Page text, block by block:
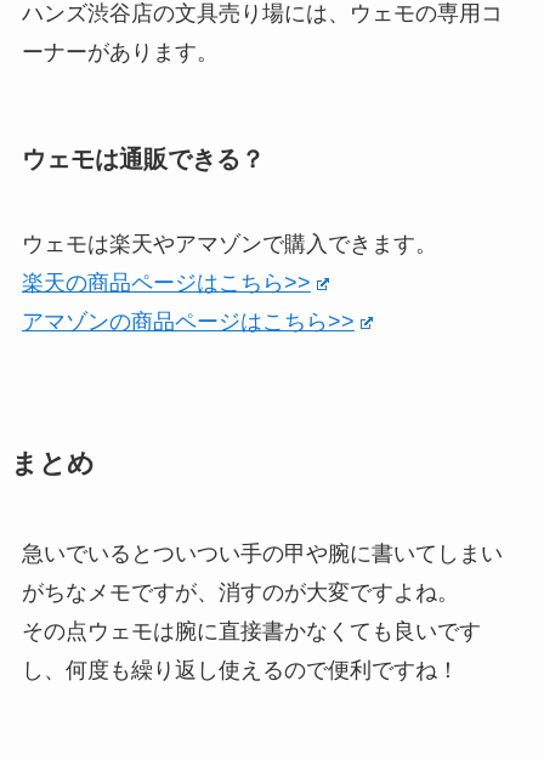
ハンズ渋谷店の文具売り場には、ウェモの専用コ
ーナーがあります。
ウェモは通販できる？
ウェモは楽天やアマゾンで購入できます。
楽天の商品ページはこちら>>
アマゾンの商品ページはこちら>>
まとめ
急いでいるとついつい手の甲や腕に書いてしまい
がちなメモですが、消すのが大変ですよね。
その点ウェモは腕に直接書かなくても良いです
し、何度も繰り返し使えるので便利ですね！